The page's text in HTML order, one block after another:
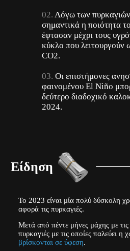
Λόγω των πυρκαγιών
σημαντικά η ποιότητα
έφτασαν μέχρι τους
κύκλο που λειτουργούν
CO2.
Οι επιστήμονες
φαινομένου El Niño
δεύτερο διαδοχικό
2024.
Είδηση
Το 2023 είναι μία πολύ δύσκολη
αφορά τις πυρκαγιές.
Μετά από πέντε μήνες μάχης με τις
πυρκαγιές με τις οποίες παλεύει
βρίσκονται σε ύφεση.